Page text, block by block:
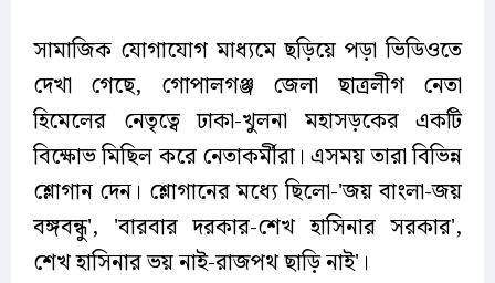
সামাজিক যোগাযোগ মাধ্যমে ছড়িয়ে পড়া ভিডিওতে
দেখা গেছে, গোপালগঞ্জ জেলা ছাত্রলীগ নেতা
হিমেলের নেতৃত্বে ঢাকা-খুলনা মহাসড়কের একটি
বিক্ষোভ মিছিল করে নেতাকর্মীরা। এসময় তারা বিভিন্ন
শ্লোগান দেন। শ্লোগানের মধ্যে ছিলো-'জয় বাংলা-জয়
বঙ্গবন্ধু', 'বারবার দরকার-শেখ হাসিনার সরকার',
শেখ হাসিনার ভয় নাই-রাজপথ ছাড়ি নাই'।